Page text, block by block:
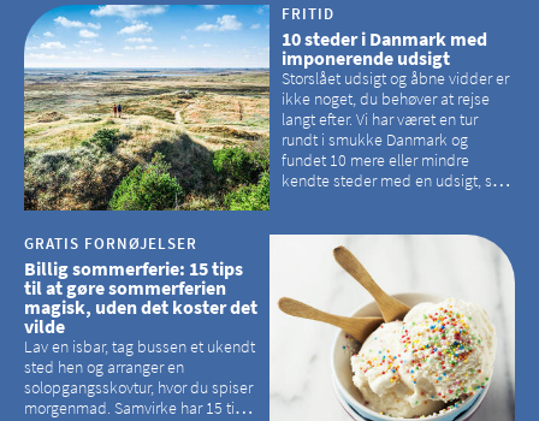
hvilke kirker, der er en omvej værd
FRITID
10 steder i Danmark med
imponerende udsigt
Storslået udsigt og åbne vidder er
ikke noget, du behøver at rejse
langt efter. Vi har været en tur
rundt i smukke Danmark og
fundet 10 mere eller mindre
kendte steder med en udsigt, som
GRATIS FORNØJELSER
Billig sommerferie: 15 tips
til at gøre sommerferien
magisk, uden det koster det
vilde
Lav en isbar, tag bussen et ukendt
sted hen og arranger en
solopgangsskovtur, hvor du spiser
morgenmad. Samvirke har 15 tips